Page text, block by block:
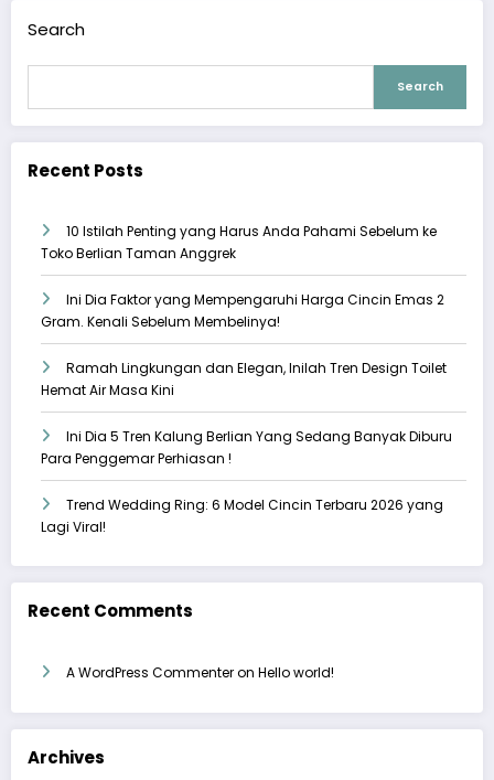
Search
Search
Recent Posts
10 Istilah Penting yang Harus Anda Pahami Sebelum ke
Toko Berlian Taman Anggrek
Ini Dia Faktor yang Mempengaruhi Harga Cincin Emas 2
Gram. Kenali Sebelum Membelinya!
Ramah Lingkungan dan Elegan, Inilah Tren Design Toilet
Hemat Air Masa Kini
Ini Dia 5 Tren Kalung Berlian Yang Sedang Banyak Diburu
Para Penggemar Perhiasan !
Trend Wedding Ring: 6 Model Cincin Terbaru 2026 yang
Lagi Viral!
Recent Comments
A WordPress Commenteron Hello world!
Archives